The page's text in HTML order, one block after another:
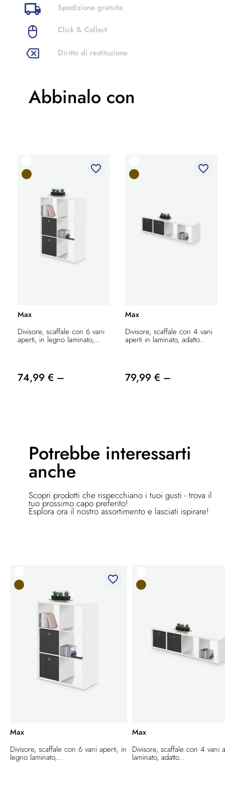
Spedizione gratuita
Click & Collect
Diritto di restituzione
Abbinalo con
favorite_border
Max
Divisore, scaffale con 6 vani
aperti, in legno laminato,...
74,99 € –
favorite_border
Max
Divisore, scaffale con 4 vani
aperti in laminato, adatto...
79,99 € –
Potrebbe interessarti
anche
Scopri prodotti che rispecchiano i tuoi gusti - trova il
tuo prossimo capo preferito!
Esplora ora il nostro assortimento e lasciati ispirare!
favorite_border
Max
Divisore, scaffale con 6 vani aperti, in
legno laminato,...
Max
Divisore, scaffale con 4 vani
laminato, adatto...